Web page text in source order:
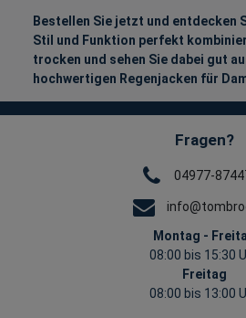
Bestellen Sie jetzt und entdecken
Stil und Funktion perfekt
trocken und sehen Sie dabei gut
hochwertigen Regenjacken für
Fragen?
04977-
Montag -
08:00 bis 15:30
Freitag
08:00 bis 13:00